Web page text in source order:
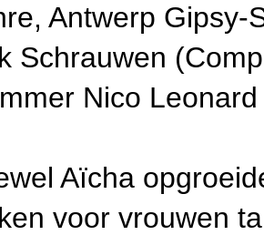
Antwerp Gipsy-
Schrauwen
Nico
Aïcha
voor vrouwen